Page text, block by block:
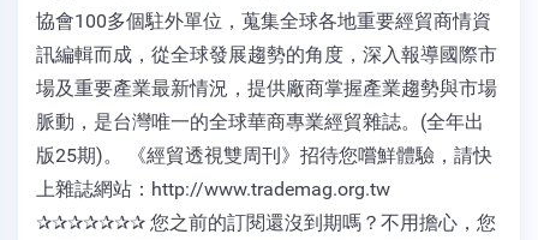
協會100多個駐外單位，蒐集全球各地重要經貿商情資
訊編輯而成，從全球發展趨勢的角度，深入報導國際市
場及重要產業最新情況，提供廠商掌握產業趨勢與市場
脈動，是台灣唯一的全球華商專業經貿雜誌。(全年出
版25期)。 《經貿透視雙周刊》招待您嚐鮮體驗，請快
上雜誌網站：http://www.trademag.org.tw
✰✰✰✰✰✰✰ 您之前的訂閱還沒到期嗎？不用擔心，您